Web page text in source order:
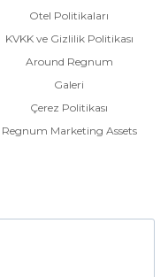
Otel Politikaları
KVKK ve Gizlilik Politikası
Around Regnum
Galeri
Çerez Politikası
Regnum Marketing Assets